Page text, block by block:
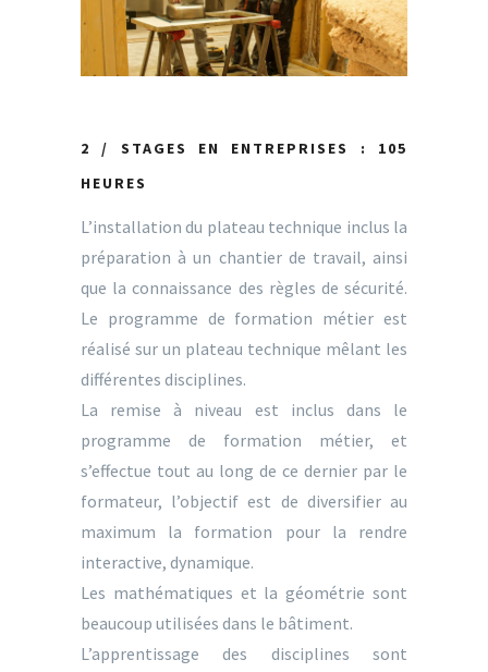
2 / STAGES EN ENTREPRISES : 105
HEURES
L’installation du plateau technique inclus la
préparation à un chantier de travail, ainsi
que la connaissance des règles de sécurité.
Le programme de formation métier est
réalisé sur un plateau technique mêlant les
différentes disciplines.
La remise à niveau est inclus dans le
programme de formation métier, et
s’effectue tout au long de ce dernier par le
formateur, l’objectif est de diversifier au
maximum la formation pour la rendre
interactive, dynamique.
Les mathématiques et la géométrie sont
beaucoup utilisées dans le bâtiment.
L’apprentissage des disciplines sont